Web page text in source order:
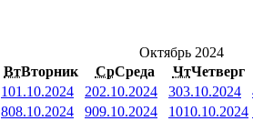
Октябрь 2024
ВтВторник СрСреда ЧтЧетверг
101.10.2024 202.10.2024 303.10.2024
808.10.2024 909.10.2024 1010.10.2024